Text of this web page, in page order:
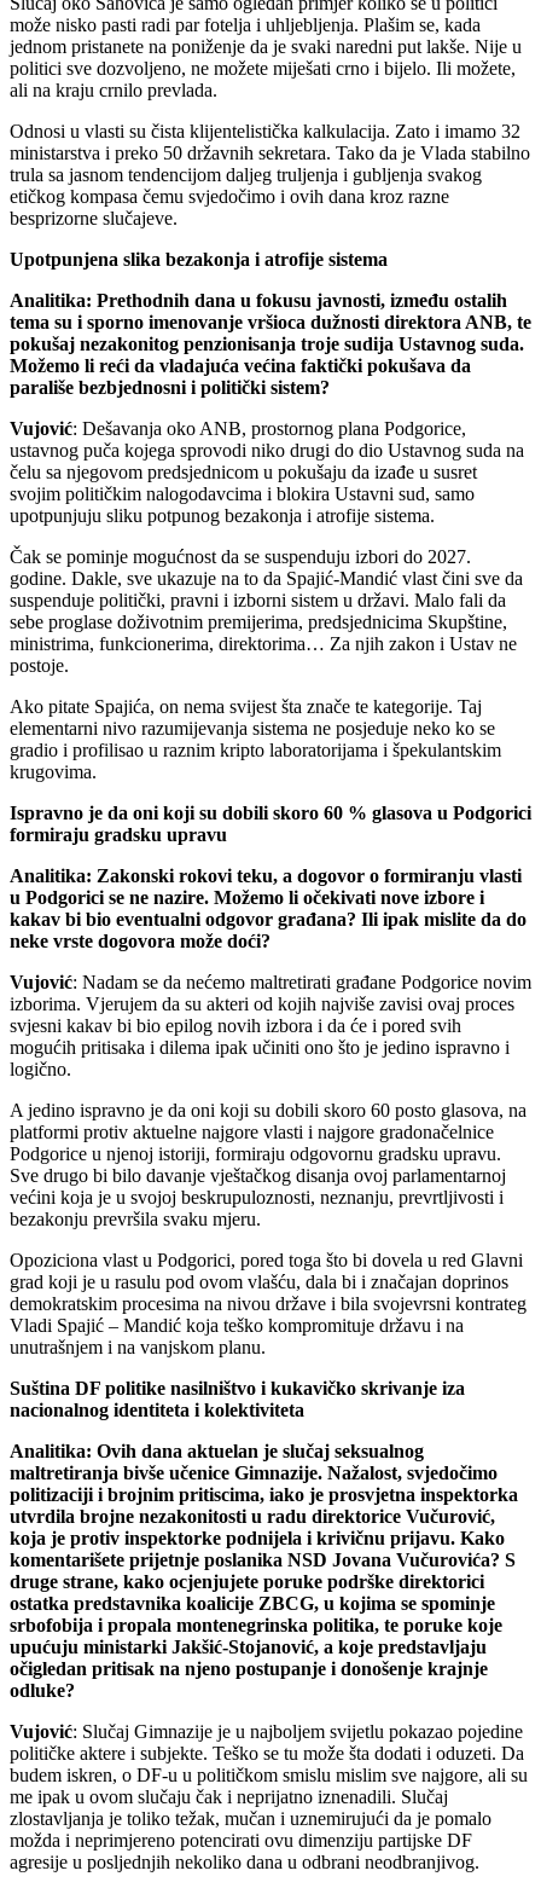
može nisko pasti radi par fotelja i uhljebljenja. Plašim se, kada
jednom pristanete na poniženje da je svaki naredni put lakše. Nije u
politici sve dozvoljeno, ne možete miješati crno i bijelo. Ili možete,
ali na kraju crnilo prevlada.
Odnosi u vlasti su čista klijentelistička kalkulacija. Zato i imamo 32
ministarstva i preko 50 državnih sekretara. Tako da je Vlada stabilno
trula sa jasnom tendencijom daljeg truljenja i gubljenja svakog
etičkog kompasa čemu svjedočimo i ovih dana kroz razne
besprizorne slučajeve.
Upotpunjena slika bezakonja i atrofije sistema
Analitika: Prethodnih dana u fokusu javnosti, između ostalih
tema su i sporno imenovanje vršioca dužnosti direktora ANB, te
pokušaj nezakonitog penzionisanja troje sudija Ustavnog suda.
Možemo li reći da vladajuća većina faktički pokušava da
parališe bezbjednosni i politički sistem?
Vujović: Dešavanja oko ANB, prostornog plana Podgorice,
ustavnog puča kojega sprovodi niko drugi do dio Ustavnog suda na
čelu sa njegovom predsjednicom u pokušaju da izađe u susret
svojim političkim nalogodavcima i blokira Ustavni sud, samo
upotpunjuju sliku potpunog bezakonja i atrofije sistema.
Čak se pominje mogućnost da se suspenduju izbori do 2027.
godine. Dakle, sve ukazuje na to da Spajić-Mandić vlast čini sve da
suspenduje politički, pravni i izborni sistem u državi. Malo fali da
sebe proglase doživotnim premijerima, predsjednicima Skupštine,
ministrima, funkcionerima, direktorima… Za njih zakon i Ustav ne
postoje.
Ako pitate Spajića, on nema svijest šta znače te kategorije. Taj
elementarni nivo razumijevanja sistema ne posjeduje neko ko se
gradio i profilisao u raznim kripto laboratorijama i špekulantskim
krugovima.
Ispravno je da oni koji su dobili skoro 60 % glasova u Podgorici
formiraju gradsku upravu
Analitika: Zakonski rokovi teku, a dogovor o formiranju vlasti
u Podgorici se ne nazire. Možemo li očekivati nove izbore i
kakav bi bio eventualni odgovor građana? Ili ipak mislite da do
neke vrste dogovora može doći?
Vujović: Nadam se da nećemo maltretirati građane Podgorice novim
izborima. Vjerujem da su akteri od kojih najviše zavisi ovaj proces
svjesni kakav bi bio epilog novih izbora i da će i pored svih
mogućih pritisaka i dilema ipak učiniti ono što je jedino ispravno i
logično.
A jedino ispravno je da oni koji su dobili skoro 60 posto glasova, na
platformi protiv aktuelne najgore vlasti i najgore gradonačelnice
Podgorice u njenoj istoriji, formiraju odgovornu gradsku upravu.
Sve drugo bi bilo davanje vještačkog disanja ovoj parlamentarnoj
većini koja je u svojoj beskrupuloznosti, neznanju, prevrtljivosti i
bezakonju prevršila svaku mjeru.
Opoziciona vlast u Podgorici, pored toga što bi dovela u red Glavni
grad koji je u rasulu pod ovom vlašću, dala bi i značajan doprinos
demokratskim procesima na nivou države i bila svojevrsni kontrateg
Vladi Spajić – Mandić koja teško kompromituje državu i na
unutrašnjem i na vanjskom planu.
Suština DF politike nasilništvo i kukavičko skrivanje iza
nacionalnog identiteta i kolektiviteta
Analitika: Ovih dana aktuelan je slučaj seksualnog
maltretiranja bivše učenice Gimnazije. Nažalost, svjedočimo
politizaciji i brojnim pritiscima, iako je prosvjetna inspektorka
utvrdila brojne nezakonitosti u radu direktorice Vučurović,
koja je protiv inspektorke podnijela i krivičnu prijavu. Kako
komentarišete prijetnje poslanika NSD Jovana Vučurovića? S
druge strane, kako ocjenjujete poruke podrške direktorici
ostatka predstavnika koalicije ZBCG, u kojima se spominje
srbofobija i propala montenegrinska politika, te poruke koje
upućuju ministarki Jakšić-Stojanović, a koje predstavljaju
očigledan pritisak na njeno postupanje i donošenje krajnje
odluke?
Vujović: Slučaj Gimnazije je u najboljem svijetlu pokazao pojedine
političke aktere i subjekte. Teško se tu može šta dodati i oduzeti. Da
budem iskren, o DF-u u političkom smislu mislim sve najgore, ali su
me ipak u ovom slučaju čak i neprijatno iznenadili. Slučaj
zlostavljanja je toliko težak, mučan i uznemirujući da je pomalo
možda i neprimjereno potencirati ovu dimenziju partijske DF
agresije u posljednjih nekoliko dana u odbrani neodbranjivog.